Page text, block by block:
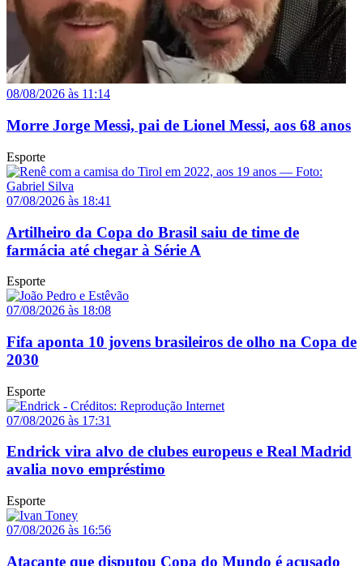
08/08/2026 às 11:14
Morre Jorge Messi, pai de Lionel Messi, aos 68 anos
Esporte
07/08/2026 às 18:41
Artilheiro da Copa do Brasil saiu de time de
farmácia até chegar à Série A
Esporte
07/08/2026 às 18:08
Fifa aponta 10 jovens brasileiros de olho na Copa de
2030
Esporte
07/08/2026 às 17:31
Endrick vira alvo de clubes europeus e Real Madrid
avalia novo empréstimo
Esporte
07/08/2026 às 16:56
Atacante que disputou Copa do Mundo é acusado